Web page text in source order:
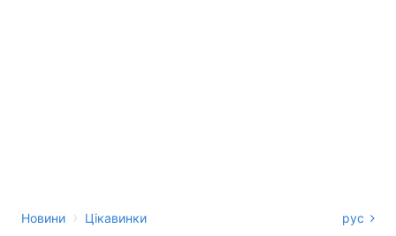
Новини › Цікавинки рус